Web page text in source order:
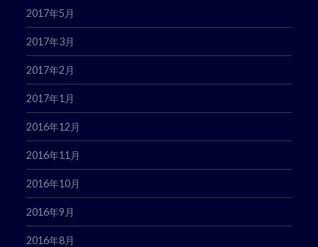
2017年5月
2017年3月
2017年2月
2017年1月
2016年12月
2016年11月
2016年10月
2016年9月
2016年8月